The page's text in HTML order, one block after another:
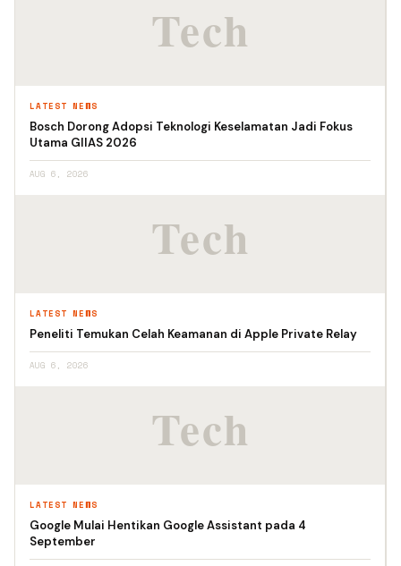
LATEST NEWS
Bosch Dorong Adopsi Teknologi Keselamatan Jadi Fokus
Utama GIIAS 2026
AUG 6, 2026
LATEST NEWS
Peneliti Temukan Celah Keamanan di Apple Private Relay
AUG 6, 2026
LATEST NEWS
Google Mulai Hentikan Google Assistant pada 4
September